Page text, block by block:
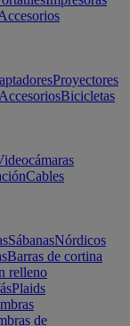
Proyectores
AccesoriosBicicletas
Cables
SábanasNórdicos
Barras de cortina
relleno
Plaids
de